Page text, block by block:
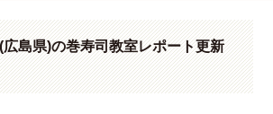
島県)の巻寿司教室レポート更新